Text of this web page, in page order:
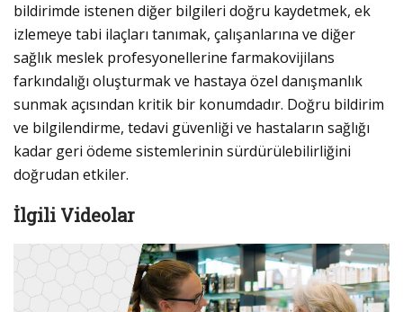
bildirimde istenen diğer bilgileri doğru kaydetmek, ek
izlemeye tabi ilaçları tanımak, çalışanlarına ve diğer
sağlık meslek profesyonellerine farmakovijilans
farkındalığı oluşturmak ve hastaya özel danışmanlık
sunmak açısından kritik bir konumdadır. Doğru bildirim
ve bilgilendirme, tedavi güvenliği ve hastaların sağlığı
kadar geri ödeme sistemlerinin sürdürülebilirliğini
doğrudan etkiler.
İlgili Videolar